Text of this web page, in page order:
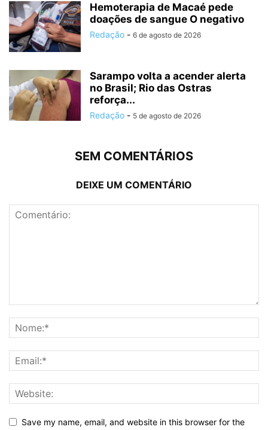
Hemoterapia de Macaé pede
doações de sangue O negativo
Redação - 6 de agosto de 2026
Sarampo volta a acender alerta
no Brasil; Rio das Ostras
reforça...
Redação - 5 de agosto de 2026
SEM COMENTÁRIOS
DEIXE UM COMENTÁRIO
Save my name, email, and website in this browser for the